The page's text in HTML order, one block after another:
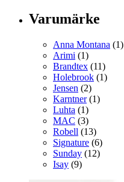
Varumärke
Anna Montana (1)
Arimi (1)
Brandtex (11)
Holebrook (1)
Jensen (2)
Karntner (1)
Luhta (1)
MAC (3)
Robell (13)
Signature (6)
Sunday (12)
Isay (9)